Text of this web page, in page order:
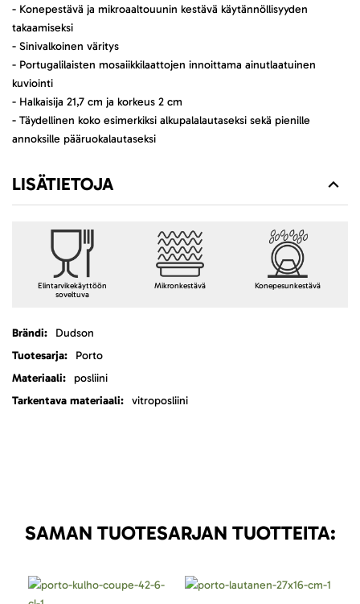
- Konepestävä ja mikroaaltouunin kestävä käytännöllisyyden
takaamiseksi
- Sinivalkoinen väritys
- Portugalilaisten mosaiikkilaattojen innoittama ainutlaatuinen
kuviointi
- Halkaisija 21,7 cm ja korkeus 2 cm
- Täydellinen koko esimerkiksi alkupalalautaseksi sekä pienille
annoksille pääruokalautaseksi
LISÄTIETOJA
Elintarvikekäyttöön
soveltuva
Mikronkestävä Konepesunkestävä
LisätietojaDudson
Porto
posliini
vitroposliini
SAMAN TUOTESARJAN TUOTTEITA: